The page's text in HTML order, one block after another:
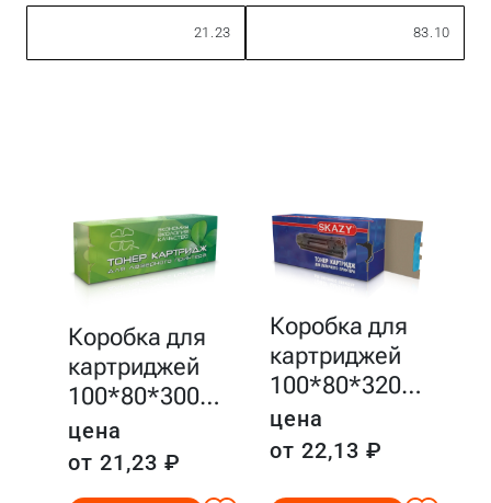
Коробка для
картриджей
100*80*300…
цена
от 21,23 ₽
Коробка для
картриджей
100*80*320…
цена
от 22,13 ₽